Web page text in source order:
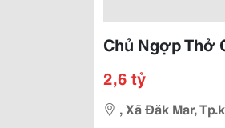
Chủ Ngợp Thở
2,6 tỷ
, Xã Đăk Mar,